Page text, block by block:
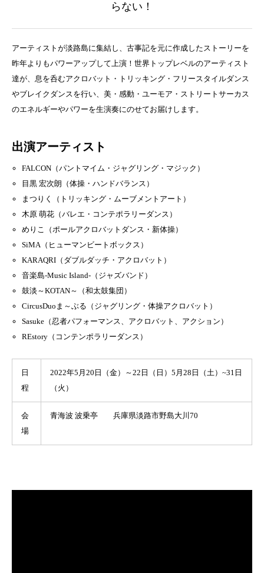
らない！
アーティストが淡路島に集結し、古事記を元に作成したストーリーを
昨年よりもパワーアップして上演！世界トップレベルのアーティスト
達が、息を呑むアクロバット・トリッキング・フリースタイルダンス
やブレイクダンスを行い、美・感動・ユーモア・ストリートサーカス
のエネルギーやパワーを生演奏にのせてお届けします。
出演アーティスト
FALCON（パントマイム・ジャグリング・マジック）
目黒 宏次朗（体操・ハンドバランス）
まつりく（トリッキング・ムーブメントアート）
木原 萌花（バレエ・コンテポラリーダンス）
めりこ（ポールアクロバットダンス・新体操）
SiMA（ヒューマンビートボックス）
KARAQRI（ダブルダッチ・アクロバット）
音楽島-Music Island-（ジャズバンド）
鼓淡～KOTAN～（和太鼓集団）
CircusDuoま～ぶる（ジャグリング・体操アクロバット）
Sasuke（忍者パフォーマンス、アクロバット、アクション）
REstory（コンテンポラリーダンス）
日
程
2022年5月20日（金）～22日（日）5月28日（土）~31日
（火）
会
場
青海波 波乗亭 兵庫県淡路市野島大川70